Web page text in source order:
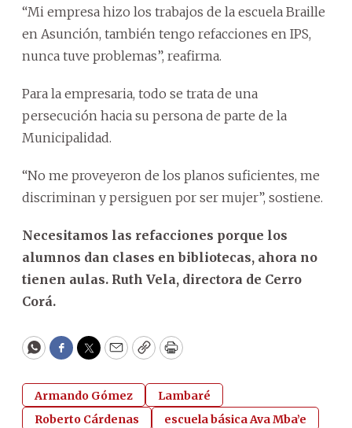
“Mi empresa hizo los trabajos de la escuela Braille
en Asunción, también tengo refacciones en IPS,
nunca tuve problemas”, reafirma.
Para la empresaria, todo se trata de una
persecución hacia su persona de parte de la
Municipalidad.
“No me proveyeron de los planos suficientes, me
discriminan y persiguen por ser mujer”, sostiene.
Necesitamos las refacciones porque los
alumnos dan clases en bibliotecas, ahora no
tienen aulas. Ruth Vela, directora de Cerro
Corá.
WhatsApp
Facebook
Twitter
EmailCopyPrint
Armando Gómez
Lambaré
Roberto Cárdenas
escuela básica Ava Mba’e